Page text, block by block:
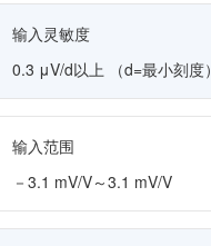
输入灵敏度
0.3 μV/d以上 （d=最小刻度）
输入范围
－3.1 mV/V～3.1 mV/V